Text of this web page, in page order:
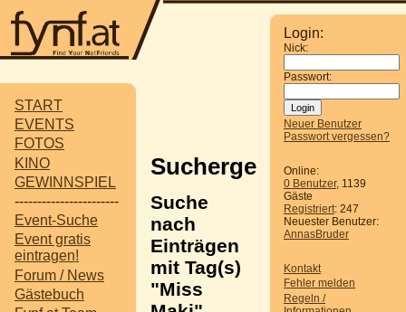
START
EVENTS
FOTOS
KINO
GEWINNSPIEL
-----------------------
Event-Suche
Event gratis
eintragen!
Forum / News
Gästebuch
Login:
Nick:
Passwort:
Neuer Benutzer
Passwort vergessen?
Online:
0 Benutzer, 1139
Gäste
Registriert: 247
Neuester Benutzer:
AnnasBruder
Kontakt
Fehler melden
Regeln /
Suchergebnisse
Suche
nach
Einträgen
mit Tag(s)
"Miss